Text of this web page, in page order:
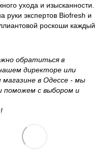
ухода и изысканности.
руки экспертов Biofresh и
роскоши каждый
обратиться в
директоре или
магазине в Одессе - мы
поможем с выбором и